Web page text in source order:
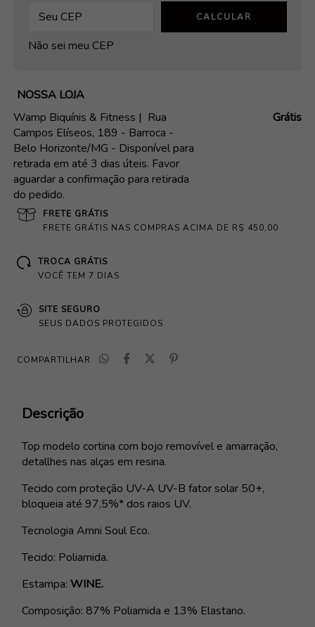
CALCULAR
Não sei meu CEP
NOSSA LOJA
Wamp Biquínis & Fitness | Rua
Campos Elíseos, 189 - Barroca -
Belo Horizonte/MG - Disponível para
retirada em até 3 dias úteis. Favor
aguardar a confirmação para retirada
do pedido.
Grátis
FRETE GRÁTIS
FRETE GRÁTIS NAS COMPRAS ACIMA DE R$ 450,00
TROCA GRÁTIS
VOCÊ TEM 7 DIAS
SITE SEGURO
SEUS DADOS PROTEGIDOS
COMPARTILHAR
Descrição
Top modelo cortina com bojo removível e amarração,
detallhes nas alças em resina.
Tecido com proteção UV-A UV-B fator solar 50+,
bloqueia até 97,5%* dos raios UV.
Tecnologia Amni Soul Eco.
Tecido: Poliamida.
Estampa: WINE.
Composição: 87% Poliamida e 13% Elastano.